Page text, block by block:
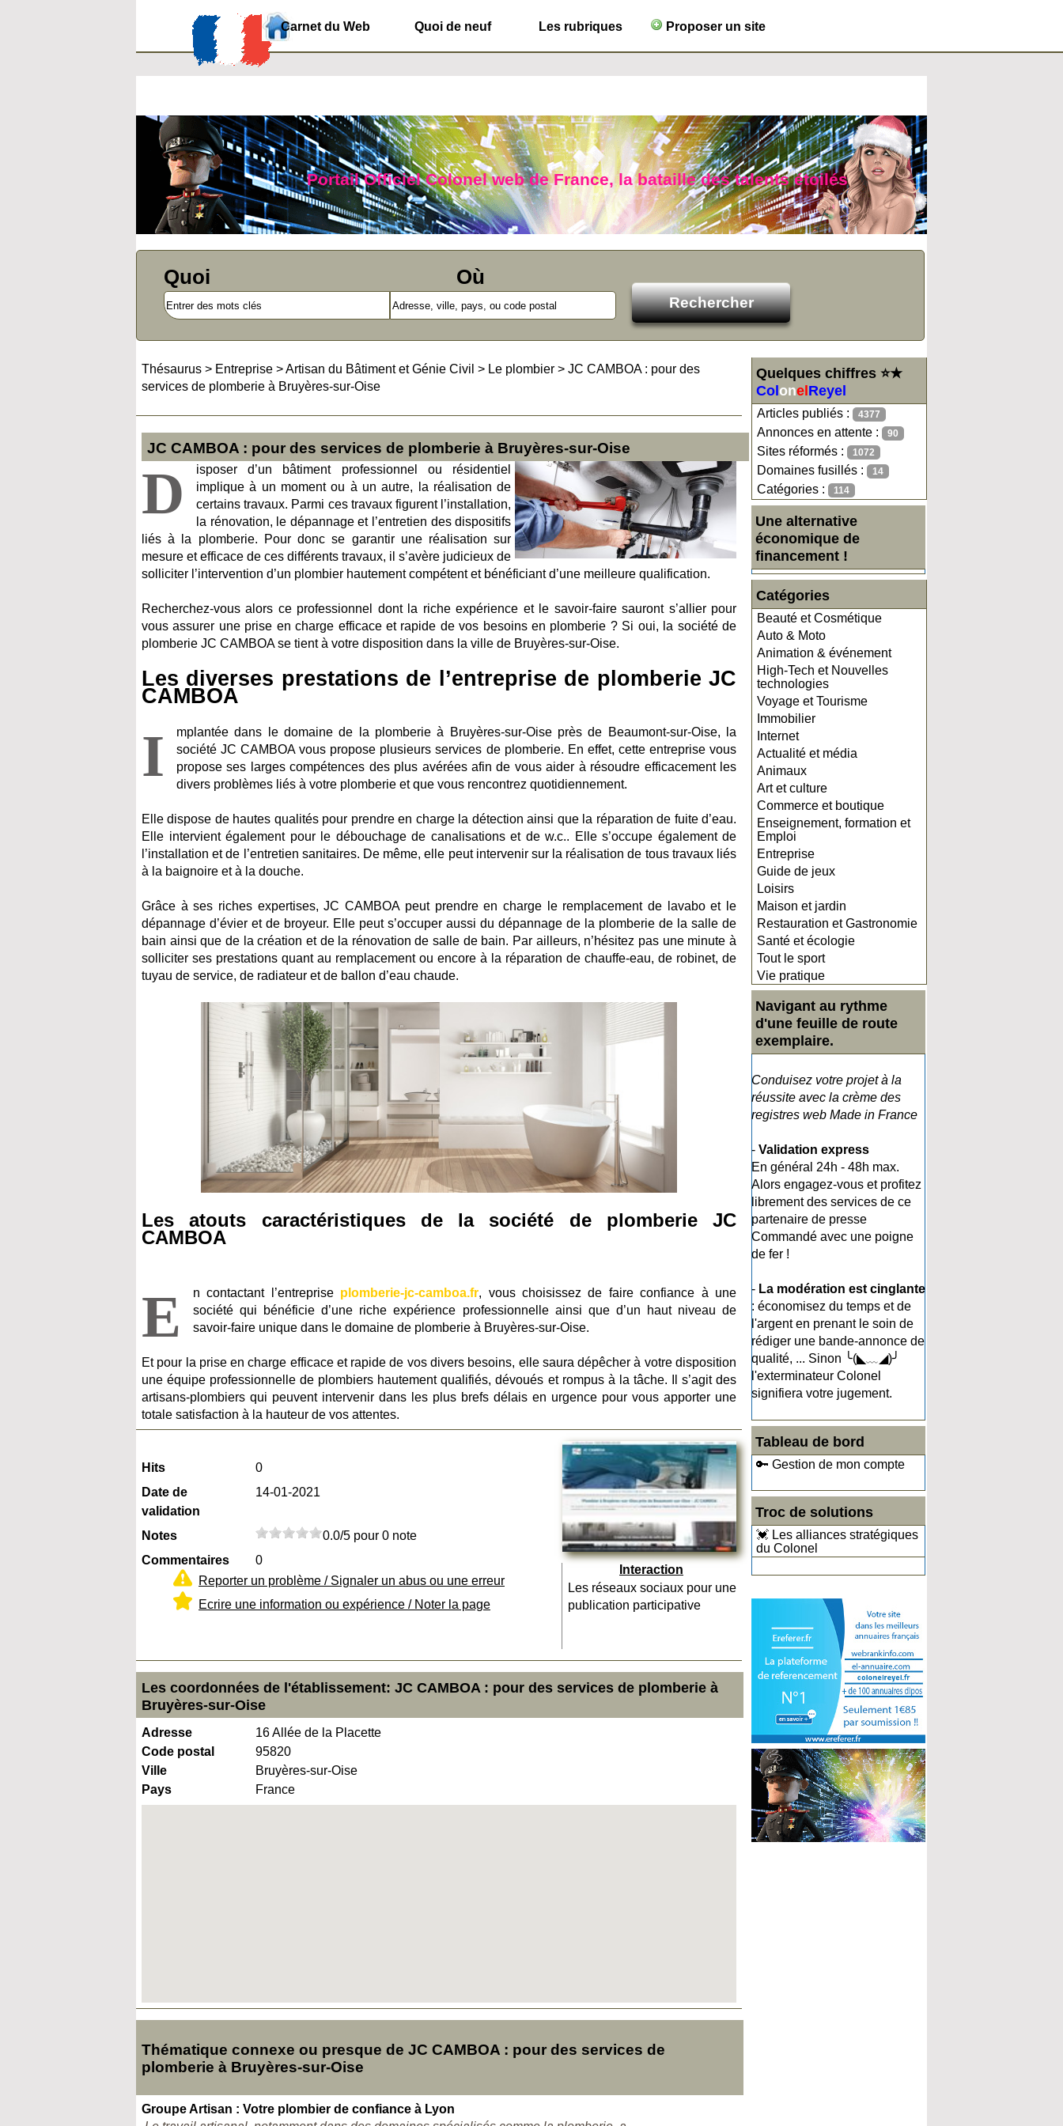
Carnet du Web Quoi de neuf Les rubriques Proposer un site
Portail Officiel Colonel web de France, la bataille des talents étoilés
Quoi Où
Quelques chiffres ⭐★
Col onel Reyel
Articles publiés : 4377
Annonces en attente : 90
Sites réformés : 1072
Domaines fusillés : 14
Catégories : 114
Une alternative
économique de
financement !
Catégories
Beauté et Cosmétique
Auto & Moto
Animation & événement
High-Tech et Nouvelles
technologies
Voyage et Tourisme
Immobilier
Internet
Actualité et média
Animaux
Art et culture
Commerce et boutique
Enseignement, formation et
Emploi
Entreprise
Guide de jeux
Loisirs
Maison et jardin
Restauration et Gastronomie
Santé et écologie
Tout le sport
Vie pratique
Navigant au rythme
d'une feuille de route
exemplaire.
Conduisez votre projet à la
réussite avec la crème des
registres web Made in France
- Validation express
En général 24h - 48h max.
Alors engagez-vous et profitez
librement des services de ce
partenaire de presse
Commandé avec une poigne
de fer !
- La modération est cinglante
: économisez du temps et de
l'argent en prenant le soin de
rédiger une bande-annonce de
qualité, ... Sinon ╰(◣﹏◢)╯
l'exterminateur Colonel
signifiera votre jugement.
Tableau de bord
🔑 Gestion de mon compte
Troc de solutions
💓 Les alliances stratégiques
du Colonel
Thésaurus > Entreprise >Artisan du Bâtiment et Génie Civil > Le plombier > JC CAMBOA : pour des
services de plomberie à Bruyères-sur-Oise
JC CAMBOA : pour des services de plomberie à Bruyères-sur-Oise
D
isposer d’un bâtiment professionnel ou résidentiel
implique à un moment ou à un autre, la réalisation de
certains travaux. Parmi ces travaux figurent l’installation,
la rénovation, le dépannage et l’entretien des dispositifs
liés à la plomberie. Pour donc se garantir une réalisation sur
mesure et efficace de ces différents travaux, il s’avère judicieux de
solliciter l’intervention d’un plombier hautement compétent et bénéficiant d’une meilleure qualification.
Recherchez-vous alors ce professionnel dont la riche expérience et le savoir-faire sauront s’allier pour
vous assurer une prise en charge efficace et rapide de vos besoins en plomberie ? Si oui, la société de
plomberie JC CAMBOA se tient à votre disposition dans la ville de Bruyères-sur-Oise.
Les diverses prestations de l’entreprise de plomberie JC
CAMBOA
I
mplantée dans le domaine de la plomberie à Bruyères-sur-Oise près de Beaumont-sur-Oise, la
société JC CAMBOA vous propose plusieurs services de plomberie. En effet, cette entreprise vous
propose ses larges compétences des plus avérées afin de vous aider à résoudre efficacement les
divers problèmes liés à votre plomberie et que vous rencontrez quotidiennement.
Elle dispose de hautes qualités pour prendre en charge la détection ainsi que la réparation de fuite d’eau.
Elle intervient également pour le débouchage de canalisations et de w.c.. Elle s’occupe également de
l’installation et de l’entretien sanitaires. De même, elle peut intervenir sur la réalisation de tous travaux liés
à la baignoire et à la douche.
Grâce à ses riches expertises, JC CAMBOA peut prendre en charge le remplacement de lavabo et le
dépannage d’évier et de broyeur. Elle peut s’occuper aussi du dépannage de la plomberie de la salle de
bain ainsi que de la création et de la rénovation de salle de bain. Par ailleurs, n’hésitez pas une minute à
solliciter ses prestations quant au remplacement ou encore à la réparation de chauffe-eau, de robinet, de
tuyau de service, de radiateur et de ballon d’eau chaude.
Les atouts caractéristiques de la société de plomberie JC
CAMBOA
E n contactant l’entreprise plomberie-jc-camboa.fr, vous choisissez de faire confiance à une
société qui bénéficie d’une riche expérience professionnelle ainsi que d’un haut niveau de
savoir-faire unique dans le domaine de plomberie à Bruyères-sur-Oise.
Et pour la prise en charge efficace et rapide de vos divers besoins, elle saura dépêcher à votre disposition
une équipe professionnelle de plombiers hautement qualifiés, dévoués et rompus à la tâche. Il s’agit des
artisans-plombiers qui peuvent intervenir dans les plus brefs délais en urgence pour vous apporter une
totale satisfaction à la hauteur de vos attentes.
Hits
0
Date de
validation
14-01-2021
Notes
0.0/5 pour 0 note
Commentaires
0
Reporter un problème / Signaler un abus ou une erreur
Ecrire une information ou expérience / Noter la page
Interaction
Les réseaux sociaux pour une
publication participative
Les coordonnées de l'établissement: JC CAMBOA : pour des services de plomberie à
Bruyères-sur-Oise
Adresse
16 Allée de la Placette
Code postal
95820
Ville
Bruyères-sur-Oise
Pays
France
Thématique connexe ou presque de JC CAMBOA : pour des services de
plomberie à Bruyères-sur-Oise
Groupe Artisan : Votre plombier de confiance à Lyon